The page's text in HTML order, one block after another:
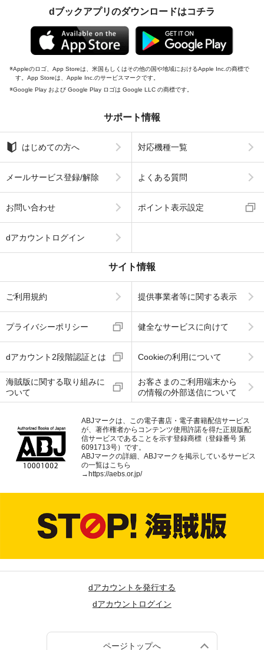
dブックアプリのダウンロードはコチラ
Appleのロゴ、App Storeは、米国もしくはその他の国や地域におけるApple Inc.の商標で
す。App Storeは、Apple Inc.のサービスマークです。
Google Play および Google Play ロゴは Google LLC の商標です。
サポート情報
はじめての方へ 対応機種一覧
メールサービス登録/解除 よくある質問
お問い合わせ ポイント表示設定
dアカウントログイン
サイト情報
ご利用規約 提供事業者等に関する表示
プライバシーポリシー 健全なサービスに向けて
dアカウント2段階認証とは Cookieの利用について
海賊版に関する取り組みに
ついて
お客さまのご利用端末から
の情報の外部送信について
ABJマークは、この電子書店・電子書籍配信サービス
が、著作権者からコンテンツ使用許諾を得た正規版配
信サービスであることを示す登録商標（登録番号 第
6091713号）です。
ABJマークの詳細、ABJマークを掲示しているサービス
の一覧はこちら
→ https://aebs.or.jp/
dアカウントを発行する
dアカウントログイン
ページトップへ